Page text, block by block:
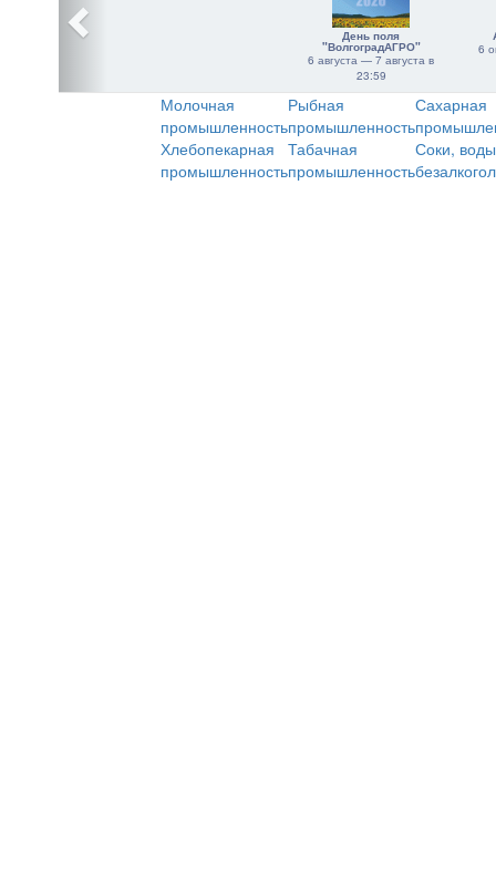
День поля
"ВолгоградАГРО"
6 августа — 7 августа в
23:59
6
Молочная
промышленность
Рыбная
промышленность
Сахарная
Хлебопекарная
промышленность
Табачная
промышленность
Соки,